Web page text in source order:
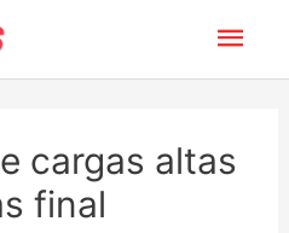
cargas altas
final